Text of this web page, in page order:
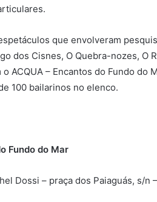
que envolveram
dos Cisnes, O Quebra-nozes, O
ACQUA – Encantos do Fundo do
100 bailarinos no elenco.
Fundo do Mar
Dossi – praça dos Paiaguás, s/n